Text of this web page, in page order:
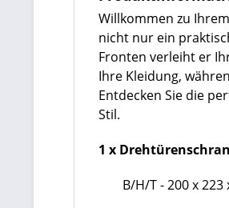
Willkommen zu
nicht nur ein
Fronten verleiht er
Ihre Kleidung,
Entdecken Sie die
Stil.
1 x
B/H/T - 200 x 223